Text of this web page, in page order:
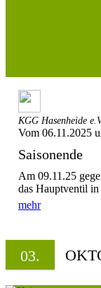
KGG Hasenheide
Vom 06.11.2025
Saisonende
Am 09.11.25
das Hauptventil in
mehr
03.